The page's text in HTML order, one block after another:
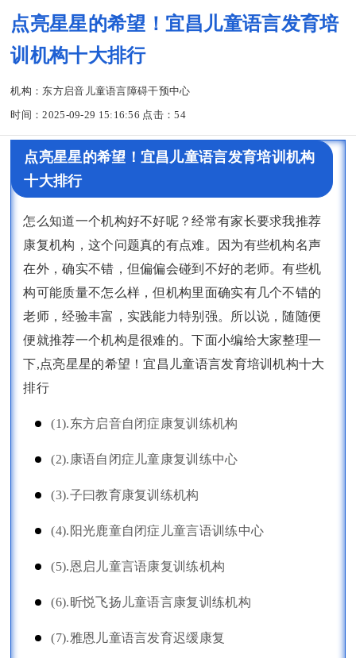
点亮星星的希望！宜昌儿童语言发育培
训机构十大排行
机构：东方启音儿童语言障碍干预中心
时间：2025-09-29 15:16:56 点击：54
点亮星星的希望！宜昌儿童语言发育培训机构
十大排行
怎么知道一个机构好不好呢？经常有家长要求我推荐
康复机构，这个问题真的有点难。因为有些机构名声
在外，确实不错，但偏偏会碰到不好的老师。有些机
构可能质量不怎么样，但机构里面确实有几个不错的
老师，经验丰富，实践能力特别强。所以说，随随便
便就推荐一个机构是很难的。下面小编给大家整理一
下,点亮星星的希望！宜昌儿童语言发育培训机构十大
排行
(1).东方启音自闭症康复训练机构
(2).康语自闭症儿童康复训练中心
(3).子曰教育康复训练机构
(4).阳光鹿童自闭症儿童言语训练中心
(5).恩启儿童言语康复训练机构
(6).昕悦飞扬儿童语言康复训练机构
(7).雅恩儿童语言发育迟缓康复